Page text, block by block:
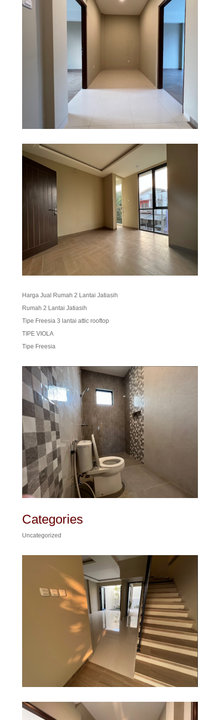
Harga Jual Rumah 2 Lantai Jatiasih
Rumah 2 Lantai Jatiasih
Tipe Freesia 3 lantai attic rooftop
TIPE VIOLA
Tipe Freesia
Categories
Uncategorized